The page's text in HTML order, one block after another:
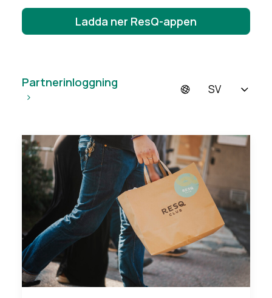
Ladda ner ResQ-appen
SV
Partnerinloggning